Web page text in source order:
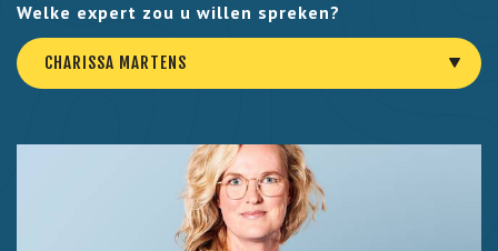
Welke expert zou u willen spreken?
CHARISSA MARTENS